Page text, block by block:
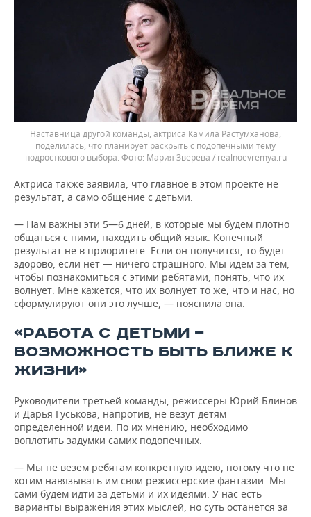
Наставница другой команды, актриса Камила Растумханова,
поделилась, что планирует раскрыть с подопечными тему
подросткового выбора.
Мария Зверева / realnoevremya.ru
Актриса также заявила, что главное в этом проекте не
результат, а само общение с детьми.
— Нам важны эти 5—6 дней, в которые мы будем плотно
общаться с ними, находить общий язык. Конечный
результат не в приоритете. Если он получится, то будет
здорово, если нет — ничего страшного. Мы идем за тем,
чтобы познакомиться с этими ребятами, понять, что их
волнует. Мне кажется, что их волнует то же, что и нас, но
сформулируют они это лучше, — пояснила она.
«РАБОТА С ДЕТЬМИ —
ВОЗМОЖНОСТЬ БЫТЬ БЛИЖЕ К
ЖИЗНИ»
Руководители третьей команды, режиссеры Юрий Блинов
и Дарья Гуськова, напротив, не везут детям
определенной идеи. По их мнению, необходимо
воплотить задумки самих подопечных.
— Мы не везем ребятам конкретную идею, потому что не
хотим навязывать им свои режиссерские фантазии. Мы
сами будем идти за детьми и их идеями. У нас есть
варианты выражения этих мыслей, но суть останется за